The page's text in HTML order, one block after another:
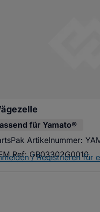
für Yamato®
Artikelnummer:
Ref: GB03302G0010
/ Registrieren für